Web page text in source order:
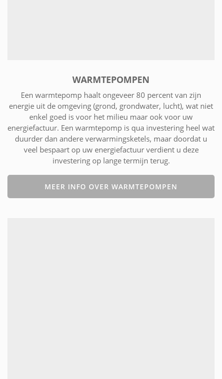
WARMTEPOMPEN
Een warmtepomp haalt ongeveer 80 percent van zijn
energie uit de omgeving (grond, grondwater, lucht), wat niet
enkel goed is voor het milieu maar ook voor uw
energiefactuur. Een warmtepomp is qua investering heel wat
duurder dan andere verwarmingsketels, maar doordat u
veel bespaart op uw energiefactuur verdient u deze
investering op lange termijn terug.
MEER INFO OVER WARMTEPOMPEN